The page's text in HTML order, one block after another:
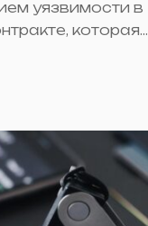
уязвимости в
которая…